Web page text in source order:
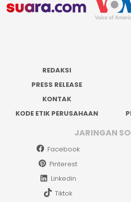
REDAKSI
PRESS RELEASE
KONTAK
KODE ETIK PERUSAHAAN
JARINGAN
Facebook
Pinterest
Linkedin
Tiktok